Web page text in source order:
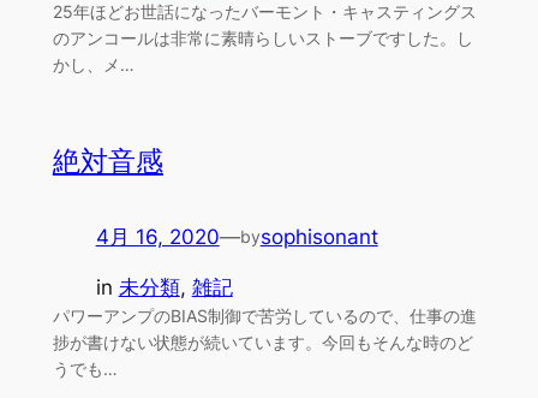
25年ほどお世話になったバーモント・キャスティングス
のアンコールは非常に素晴らしいストーブですした。し
かし、メ…
絶対音感
4月 16, 2020—bysophisonant
in 未分類, 雑記
パワーアンプのBIAS制御で苦労しているので、仕事の進
捗が書けない状態が続いています。今回もそんな時のど
うでも…